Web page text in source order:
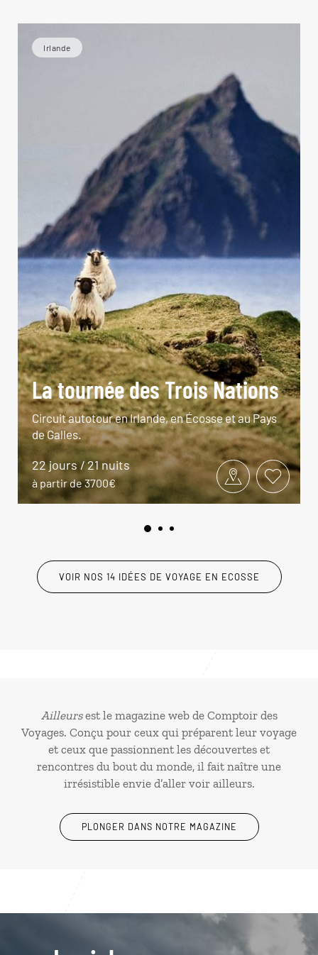
Irlande
La tournée des Trois Nations
Circuit autotour en Irlande, en Écosse et au Pays
de Galles.
22 jours / 21 nuits
à partir de 3700€
VOIR NOS 14 IDÉES DE VOYAGE EN ECOSSE
Ailleursest le magazine web de Comptoir des
Voyages. Conçu pour ceux qui préparent leur voyage
et ceux que passionnent les découvertes et
rencontres du bout du monde, il fait naître une
irrésistible envie d’aller voir ailleurs.
PLONGER DANS NOTRE MAGAZINE